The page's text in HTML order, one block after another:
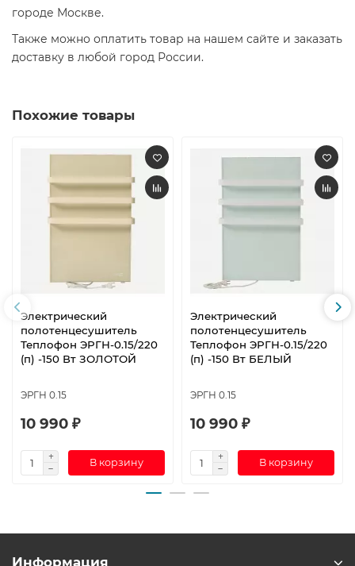
городе Москве.
Также можно оплатить товар на нашем сайте и заказать
доставку в любой город России.
Похожие товары
Электрический
полотенцесушитель
Теплофон ЭРГН-0.15/220
(п) -150 Вт ЗОЛОТОЙ
ЭРГН 0.15
10 990 ₽
В корзину
Электрический
полотенцесушитель
Теплофон ЭРГН-0.15/220
(п) -150 Вт БЕЛЫЙ
ЭРГН 0.15
10 990 ₽
В корзину
Информация